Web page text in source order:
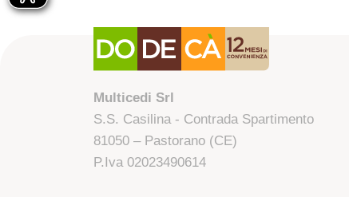
Multicedi Srl
S.S. Casilina - Contrada Spartimento
81050 – Pastorano (CE)
P.Iva 02023490614